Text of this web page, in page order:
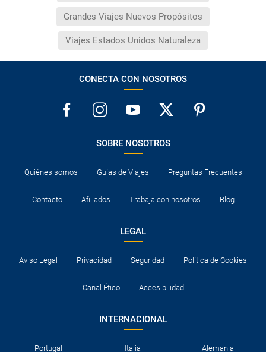
Grandes Viajes Nuevos Propósitos
Viajes Estados Unidos Naturaleza
CONECTA CON NOSOTROS
SOBRE NOSOTROS
Quiénes somos Guías de Viajes Preguntas Frecuentes
Contacto Afiliados Trabaja con nosotros Blog
LEGAL
Aviso Legal Privacidad Seguridad Política de Cookies
Canal Ético Accesibilidad
INTERNACIONAL
Portugal Italia Alemania